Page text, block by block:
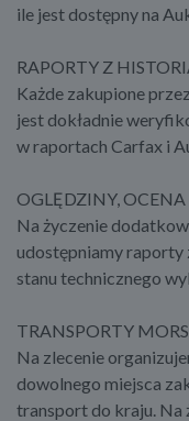
ile jest dostępny na
RAPORTY Z
Każde zakupione
jest dokładnie
w raportach Carfax i
OGLĘDZINY,
Na życzenie
udostępniamy raporty
stanu technicznego
TRANSPORTY
Na zlecenie
dowolnego miejsca
transport do kraju. Na